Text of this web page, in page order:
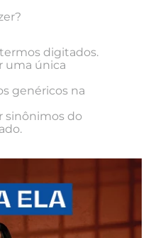
digitados.
uma única
genéricos na
sinônimos do